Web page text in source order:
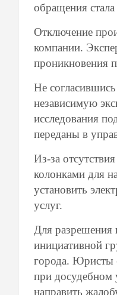
обращения
Отключение
компании.
проникновения
Не
независимую
исследования
переданы в
Из-за
колонками для
установить
услуг.
Для разрешения
инициативной
города. Юристы
при досудебном
направить